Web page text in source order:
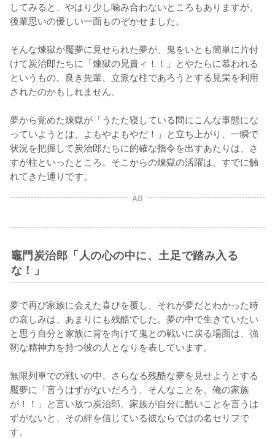
してみると、やはり少し噛み合わないところもありますが、
後輩思いの優しい一面ものぞかせました。
そんな煉獄が魘夢に見せられた夢が、鬼をいとも簡単に片付
けて炭治郎たちに「煉獄の兄貴ィ！！」とやたらに慕われる
というもの。良き先輩、立派な柱であろうとする見栄を利用
されたのかもしれません。
夢から覚めた煉獄が「うたた寝している間にこんな事態にな
っていようとは、よもやよもやだ！」と立ち上がり、一瞬で
状況を把握して炭治郎たちに的確な指令を出すあたりは、さ
すが柱といったところ。そこからの煉獄の活躍は、すでに触
れてきた通りです。
AD
竈門炭治郎「人の心の中に、土足で踏み入る
な！」
夢で再び家族に会えた喜びを覆し、それが夢だとわかった時
の哀しみは、あまりにも残酷でした。夢の中で生きていたい
と思う自分と家族に背を向けて鬼との戦いに戻る場面は、強
靭な精神力を持つ彼の人となりを表しています。
無限列車での戦いの中、さらなる残酷な夢を見せようとする
魘夢に「言うはずがないだろう、そんなことを、俺の家族
が！！」と言い放つ炭治郎。家族が自分に酷いことを言うは
ずがないと、その絆を信じている彼ならではの名セリフで
す。